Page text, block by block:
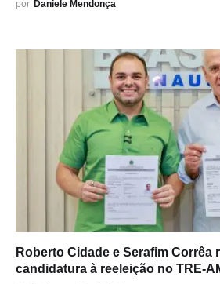
por Daniele Mendonça
Roberto Cidade e Serafim Corrêa
candidatura à reeleição no TRE-